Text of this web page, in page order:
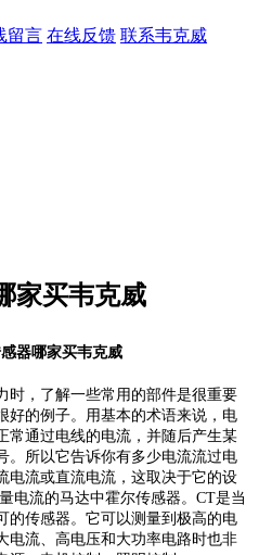
留言 在线反馈 联系韦克威
家买韦克威
器哪家买韦克威
时，了解一些常用的部件是很重要
好的例子。用基本的术语来说，电
常通过电线的电流，并随后产生某
。所以它告诉你有多少电流流过电
电流或直流电流，这取决于它的设
电流的马达中霍尔传感器。 CT是当
的传感器。它可以测量到极高的电
电流、高电压和大功率电路时也非